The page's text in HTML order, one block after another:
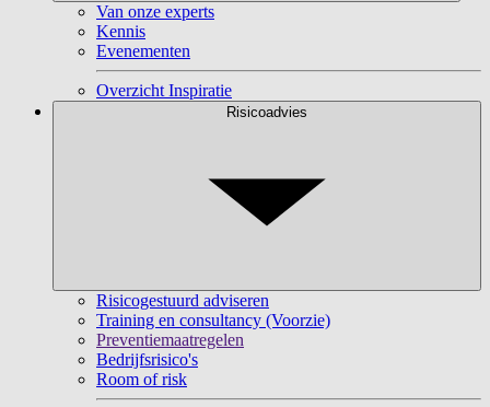
Van onze experts
Kennis
Evenementen
Overzicht Inspiratie
Risicoadvies
Risicogestuurd adviseren
Training en consultancy (Voorzie)
Preventiemaatregelen
Bedrijfsrisico's
Room of risk